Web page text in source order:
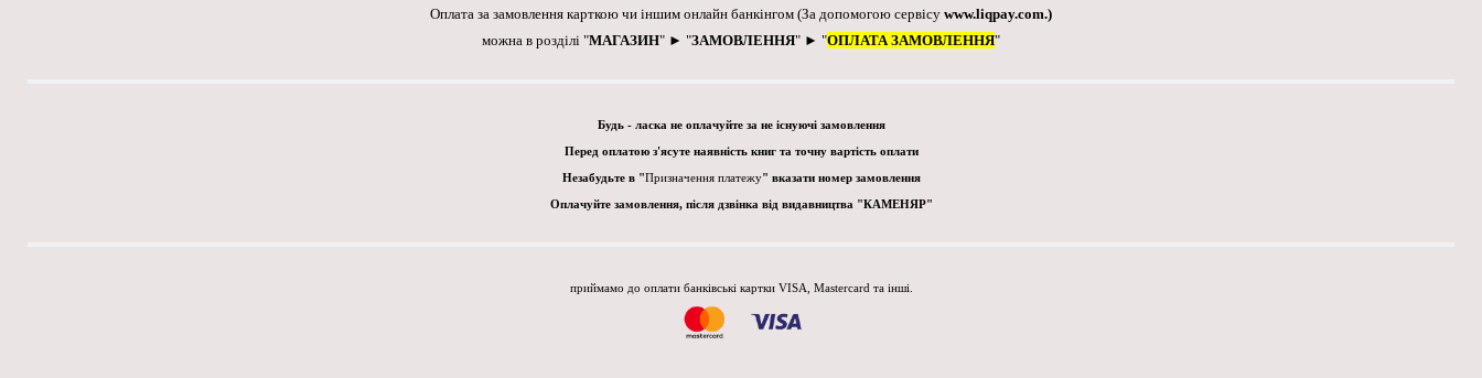
Оплата за замовлення карткою чи іншим онлайн банкінгом (За допомогою сервісу www.liqpay.com.)
можна в розділі "МАГАЗИН" ► "ЗАМОВЛЕННЯ" ► "ОПЛАТА ЗАМОВЛЕННЯ"
Будь - ласка не оплачуйте за не існуючі замовлення
Перед оплатою з'ясуте наявність книг та точну вартість оплати
Незабудьте в "Призначення платежу" вказати номер замовлення
Оплачуйте замовлення, після дзвінка від видавництва "КАМЕНЯР"
приймамо до оплати банківські картки VISA, Mastercard та інші.